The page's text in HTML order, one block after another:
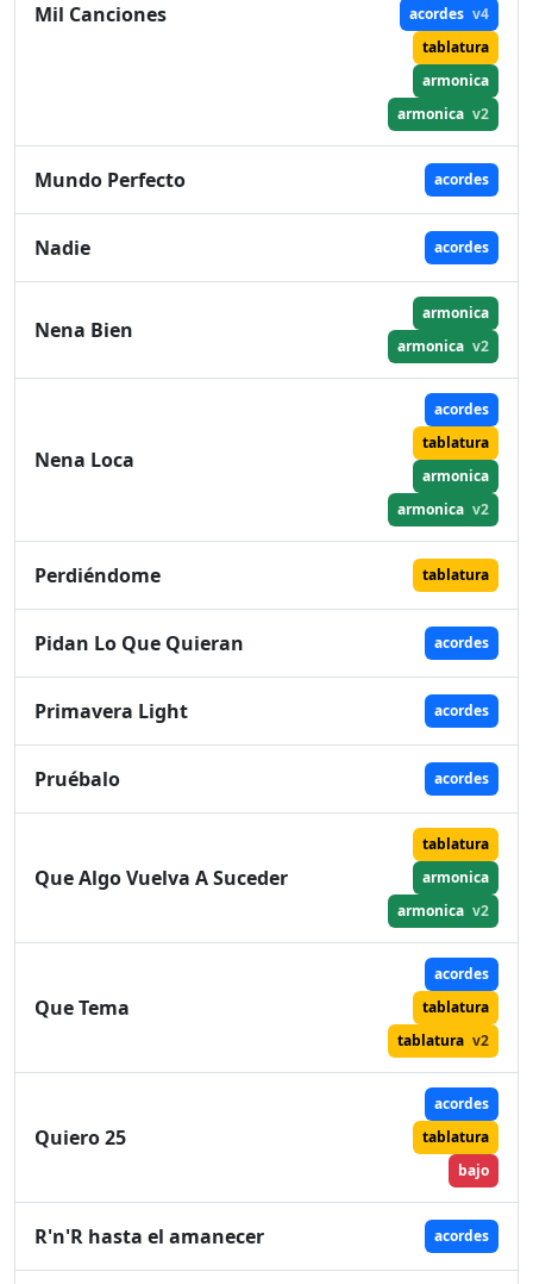
Mil Canciones
acordes v4
tablatura
armonica
armonica v2
Mundo Perfecto acordes
Nadie acordes
Nena Bien
armonica
armonica v2
Nena Loca
acordes
tablatura
armonica
armonica v2
Perdiéndome tablatura
Pidan Lo Que Quieran acordes
Primavera Light acordes
Pruébalo acordes
Que Algo Vuelva A Suceder
tablatura
armonica
armonica v2
Que Tema
acordes
tablatura
tablatura v2
Quiero 25
acordes
tablatura
bajo
R'n'R hasta el amanecer acordes